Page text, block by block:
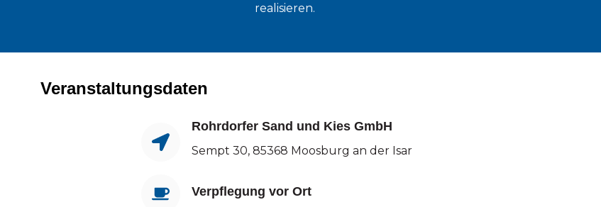
realisieren.
Veranstaltungsdaten
Rohrdorfer Sand und Kies GmbH
Sempt 30, 85368 Moosburg an der Isar
Verpflegung vor Ort